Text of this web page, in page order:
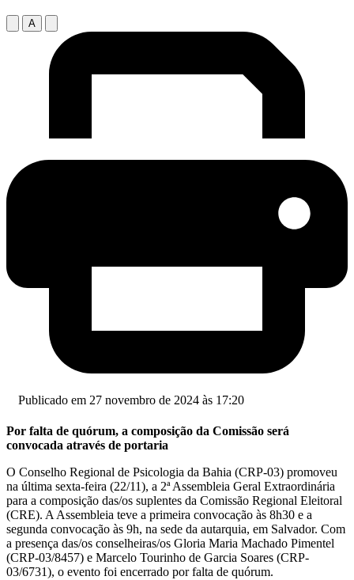
A
Publicado em 27 novembro de 2024 às 17:20
Por falta de quórum, a composição da Comissão será
convocada através de portaria
O Conselho Regional de Psicologia da Bahia (CRP-03) promoveu
na última sexta-feira (22/11), a 2ª Assembleia Geral Extraordinária
para a composição das/os suplentes da Comissão Regional Eleitoral
(CRE). A Assembleia teve a primeira convocação às 8h30 e a
segunda convocação às 9h, na sede da autarquia, em Salvador. Com
a presença das/os conselheiras/os Gloria Maria Machado Pimentel
(CRP-03/8457) e Marcelo Tourinho de Garcia Soares (CRP-
03/6731), o evento foi encerrado por falta de quórum.